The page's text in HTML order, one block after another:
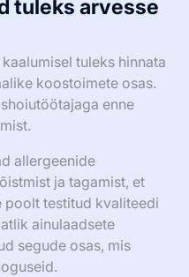
tuleks arvesse
tuleks hinnata
koostoimete osas.
enne
allergeenide
ja tagamist, et
testitud kvaliteedi
ainulaadsete
segude osas, mis